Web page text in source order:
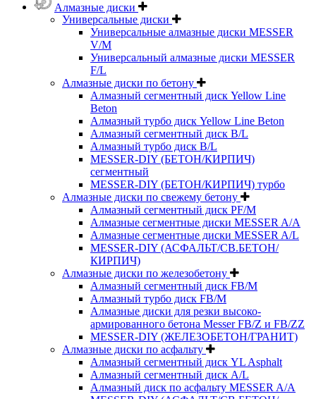
Алмазные диски
Универсальные диски
Универсальные алмазные диски MESSER
V/M
Универсальный алмазные диски MESSER
F/L
Алмазные диски по бетону
Алмазный сегментный диск Yellow Line
Beton
Алмазный турбо диск Yellow Line Beton
Алмазный сегментный диск B/L
Алмазный турбо диск B/L
MESSER-DIY (БЕТОН/КИРПИЧ)
сегментный
MESSER-DIY (БЕТОН/КИРПИЧ) турбо
Алмазные диски по свежему бетону
Алмазный сегментный диск PF/M
Алмазные сегментные диски MESSER A/A
Алмазные сегментные диски MESSER A/L
MESSER-DIY (АСФАЛЬТ/СВ.БЕТОН/
КИРПИЧ)
Алмазные диски по железобетону
Алмазный сегментный диск FB/M
Алмазный турбо диск FB/M
Алмазные диски для резки высоко-
армированного бетона Messer FB/Z и FB/ZZ
MESSER-DIY (ЖЕЛЕЗОБЕТОН/ГРАНИТ)
Алмазные диски по асфальту
Алмазный сегментный диск YL Asphalt
Алмазный сегментный диск A/L
Алмазный диск по асфальту MESSER A/A